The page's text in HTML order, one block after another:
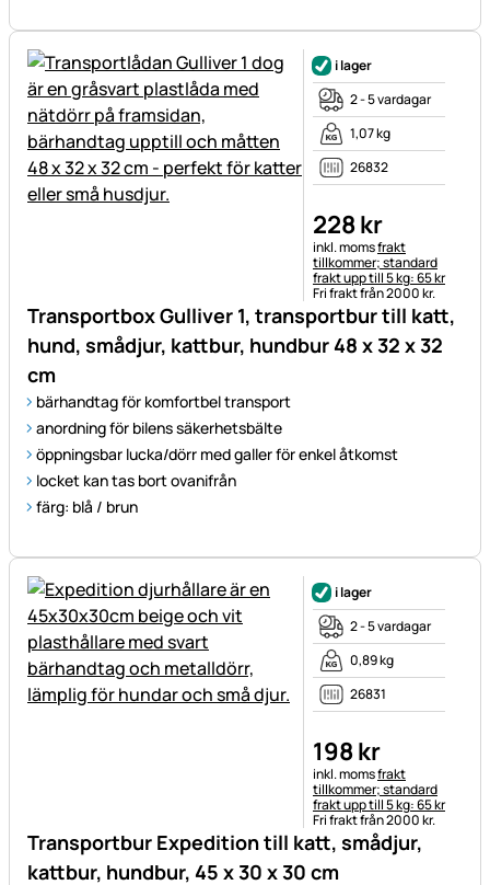
Transportbox Gulliver 1, transportbur till katt,
hund, smådjur, kattbur, hundbur 48 x 32 x 32
cm
bärhandtag för komfortbel transport
anordning för bilens säkerhetsbälte
öppningsbar lucka/dörr med galler för enkel åtkomst
locket kan tas bort ovanifrån
färg: blå / brun
i lager
2 - 5 vardagar
1,07 kg
26832
228kr
Skatteinformation:
inkl. momsfrakt
tillkommer; standard
frakt upp till 5 kg: 65 kr
Fri frakt från 2000 kr.
Transportbur Expedition till katt, smådjur,
kattbur, hundbur, 45 x 30 x 30 cm
i lager
2 - 5 vardagar
0,89 kg
26831
198kr
Skatteinformation:
inkl. momsfrakt
tillkommer; standard
frakt upp till 5 kg: 65 kr
Fri frakt från 2000 kr.